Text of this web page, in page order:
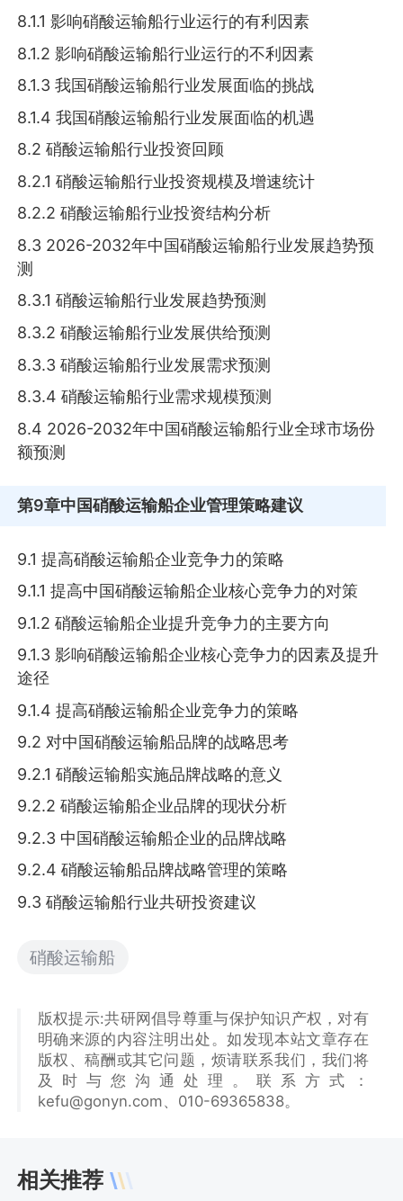
8.1.1 影响硝酸运输船行业运行的有利因素
8.1.2 影响硝酸运输船行业运行的不利因素
8.1.3 我国硝酸运输船行业发展面临的挑战
8.1.4 我国硝酸运输船行业发展面临的机遇
8.2 硝酸运输船行业投资回顾
8.2.1 硝酸运输船行业投资规模及增速统计
8.2.2 硝酸运输船行业投资结构分析
8.3 2026-2032年中国硝酸运输船行业发展趋势预
测
8.3.1 硝酸运输船行业发展趋势预测
8.3.2 硝酸运输船行业发展供给预测
8.3.3 硝酸运输船行业发展需求预测
8.3.4 硝酸运输船行业需求规模预测
8.4 2026-2032年中国硝酸运输船行业全球市场份
额预测
第9章中国硝酸运输船企业管理策略建议
9.1 提高硝酸运输船企业竞争力的策略
9.1.1 提高中国硝酸运输船企业核心竞争力的对策
9.1.2 硝酸运输船企业提升竞争力的主要方向
9.1.3 影响硝酸运输船企业核心竞争力的因素及提升
途径
9.1.4 提高硝酸运输船企业竞争力的策略
9.2 对中国硝酸运输船品牌的战略思考
9.2.1 硝酸运输船实施品牌战略的意义
9.2.2 硝酸运输船企业品牌的现状分析
9.2.3 中国硝酸运输船企业的品牌战略
9.2.4 硝酸运输船品牌战略管理的策略
9.3 硝酸运输船行业共研投资建议
硝酸运输船
版权提示:共研网倡导尊重与保护知识产权，对有
明确来源的内容注明出处。如发现本站文章存在
版权、稿酬或其它问题，烦请联系我们，我们将
及时与您沟通处理。联系方式：
kefu@gonyn.com、010-69365838。
相关推荐